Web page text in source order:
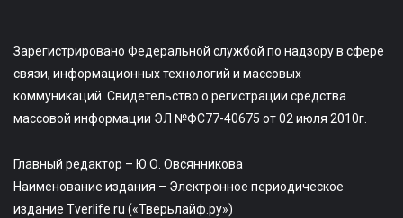
Зарегистрировано Федеральной службой по надзору в сфере
связи, информационных технологий и массовых
коммуникаций. Свидетельство о регистрации средства
массовой информации ЭЛ №ФС77-40675 от 02 июля 2010г.
Главный редактор – Ю.О. Овсянникова
Наименование издания – Электронное периодическое
издание Tverlife.ru («Тверьлайф.ру»)